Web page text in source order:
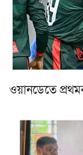
ওয়ানডেতে